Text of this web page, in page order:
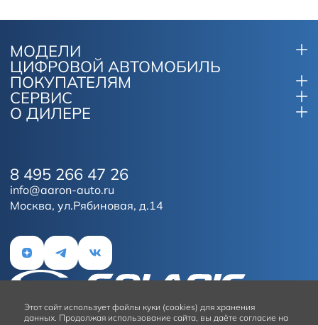
МОДЕЛИ
ЦИФРОВОЙ АВТОМОБИЛЬ
ПОКУПАТЕЛЯМ
СЕРВИС
О ДИЛЕРЕ
Москва, ул.Рябиновая, д.14
8 495 266 47 26
info@aaron-auto.ru
Этот сайт использует файлы куки (cookies) для хранения
данных. Продолжая использование сайта, вы даёте согласие на